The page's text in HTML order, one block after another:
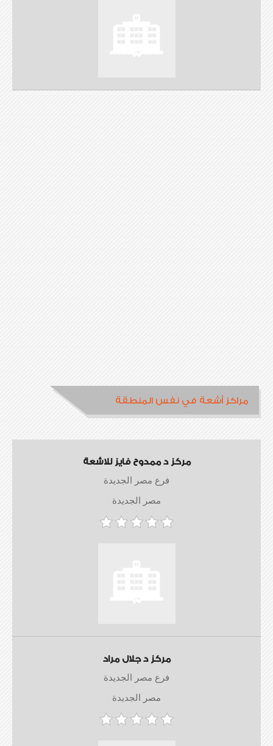
مراكز أشعة في نفس المنطقة
مركز د ممدوح فايز للاشعة
فرع مصر الجديدة
مصر الجديدة
مركز د جلال مراد
فرع مصر الجديدة
مصر الجديدة